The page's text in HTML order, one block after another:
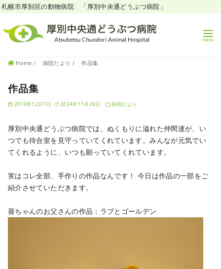
札幌市厚別区の動物病院 「厚別中央通どうぶつ病院」
Home 病院だより 作品集
作品集
2010年12月7日 2024年11月26日 病院だより
厚別中央通どうぶつ病院では、ぬくもりに溢れた仲間達が、い
つでも待合室を見守っていてくれています。みんなが元気でい
てくれるように、いつも願っていてくれています。
実はコレ全部、手作りの作品なんです！ 今日は作品の一部をご
紹介させていただきます。
葵ちゃんのお父さんの作品：ラブとゴールデン